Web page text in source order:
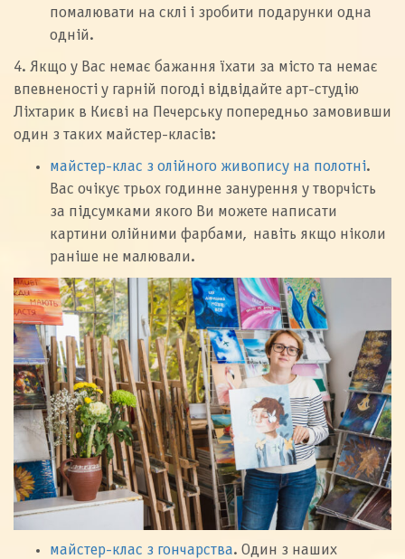
помалювати на склі і зробити подарунки одна
одній.
4. Якщо у Вас немає бажання їхати за місто та немає
впевненості у гарній погоді відвідайте арт-студію
Ліхтарик в Києві на Печерську попередньо замовивши
один з таких майстер-класів:
майстер-клас з олійного живопису на полотні.
Вас очікує трьох годинне занурення у творчість
за підсумками якого Ви можете написати
картини олійними фарбами, навіть якщо ніколи
раніше не малювали.
майстер-клас з гончарства. Один з наших